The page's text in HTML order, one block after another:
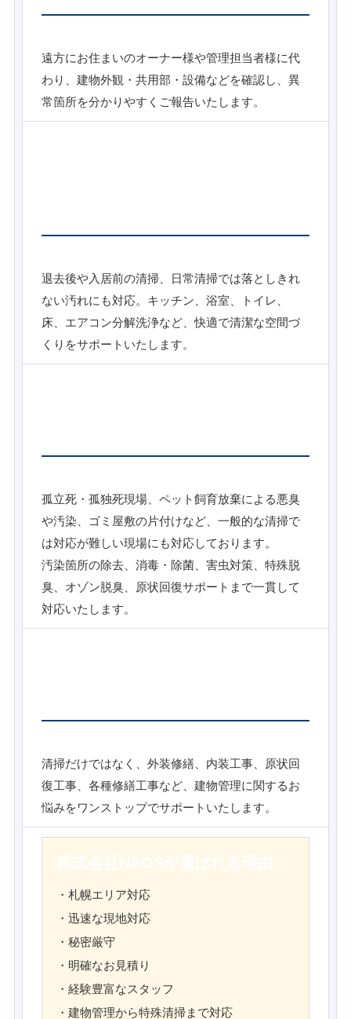
遠方にお住まいのオーナー様や管理担当者様に代
わり、建物外観・共用部・設備などを確認し、異
常箇所を分かりやすくご報告いたします。
退去後や入居前の清掃、日常清掃では落としきれ
ない汚れにも対応。キッチン、浴室、トイレ、
床、エアコン分解洗浄など、快適で清潔な空間づ
くりをサポートいたします。
孤立死・孤独死現場、ペット飼育放棄による悪臭
や汚染、ゴミ屋敷の片付けなど、一般的な清掃で
は対応が難しい現場にも対応しております。
汚染箇所の除去、消毒・除菌、害虫対策、特殊脱
臭、オゾン脱臭、原状回復サポートまで一貫して
対応いたします。
清掃だけではなく、外装修繕、内装工事、原状回
復工事、各種修繕工事など、建物管理に関するお
悩みをワンストップでサポートいたします。
株式会社NAOSが選ばれる理由
・札幌エリア対応
・迅速な現地対応
・秘密厳守
・明確なお見積り
・経験豊富なスタッフ
・建物管理から特殊清掃まで対応